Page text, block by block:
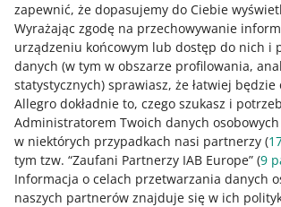
zapewnić, że dopasujemy do Ciebie
Wyrażając zgodę na przechowywanie
urządzeniu końcowym lub dostęp do nich i
danych (w tym w obszarze profilowania,
statystycznych) sprawiasz, że łatwiej będzie
Allegro dokładnie to, czego szukasz i
Administratorem Twoich danych
w niektórych przypadkach nasi partnerzy (
tym tzw. “Zaufani Partnerzy IAB Europe” (9
Informacja o celach przetwarzania danych
naszych partnerów znajduje się w ich
nagranie webinaruz ekspertem rynku
10 rzeczach, które musisz wiedzieć o
Jak oceniasz te zmiany/nowości?
0 - Porażka
0 1 2 3 4 5